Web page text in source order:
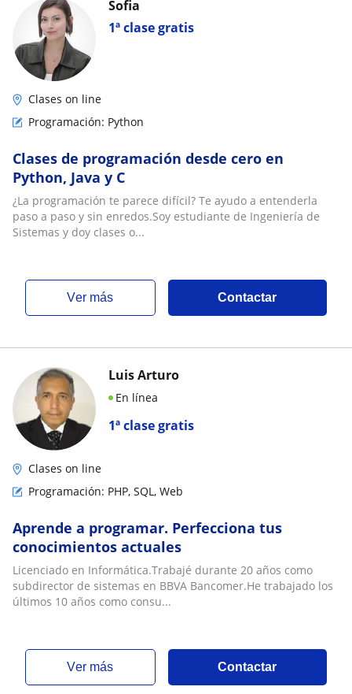
1ª clase gratis
Sofia
Clases on line
Programación: Python
Clases de programación desde cero en
Python, Java y C
¿La programación te parece difícil? Te ayudo a entenderla
paso a paso y sin enredos.Soy estudiante de Ingeniería de
Sistemas y doy clases o...
ver más Contactar
1ª clase gratis
Luis Arturo
En línea
Clases on line
Programación: PHP, SQL, Web
Aprende a programar. Perfecciona tus
conocimientos actuales
Licenciado en Informática.Trabajé durante 20 años como
subdirector de sistemas en BBVA Bancomer.He trabajado los
últimos 10 años como consu...
ver más Contactar